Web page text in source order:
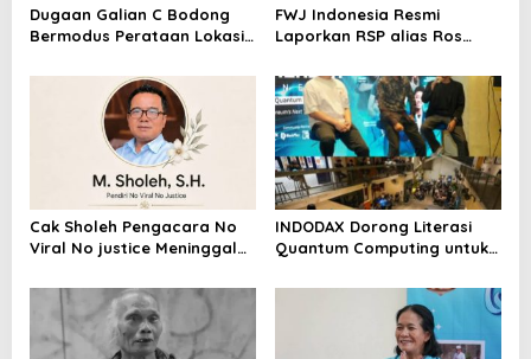
Dugaan Galian C Bodong
Bermodus Perataan Lokasi
Riau Akan Tinjauan Lokasi
FWJ Indonesia Resmi
Laporkan RSP alias Ros
Cak Sholeh Pengacara No
Viral No justice Meninggal
INDODAX Dorong Literasi
Quantum Computing untuk
Blockchain